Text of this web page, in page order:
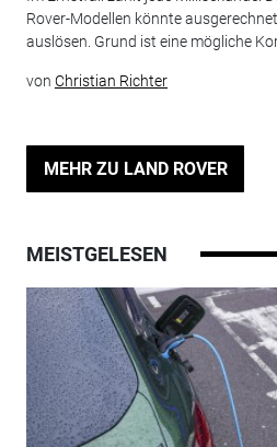
Rover-Modellen könnte
auslösen. Grund ist eine mögliche
von Christian Richter
MEHR ZU LAND ROVER
MEISTGELESEN